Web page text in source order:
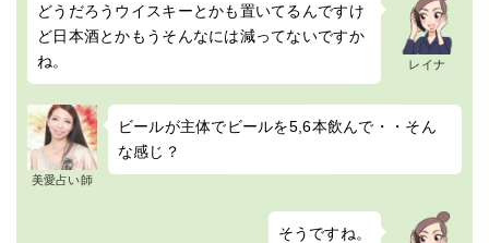
レイナ
どうだろうウイスキーとかも置いてるんですけ
ど日本酒とかもうそんなには減ってないですか
ね。
美愛占い師
ビールが主体でビールを5,6本飲んで・・そん
な感じ？
そうですね。